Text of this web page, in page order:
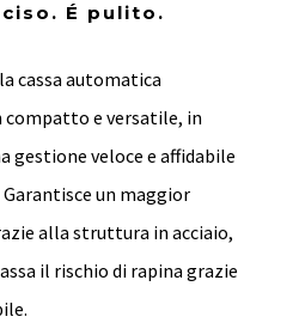
É pulito.
cassa automatica
compatto e versatile, in
gestione veloce e affidabile
un maggior
alla struttura in acciaio,
il rischio di rapina grazie